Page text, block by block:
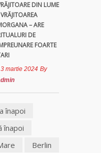
DIN LUME
– ARE
DE
FOARTE
martie 2024 By
înapoi
înapoi
Berlin